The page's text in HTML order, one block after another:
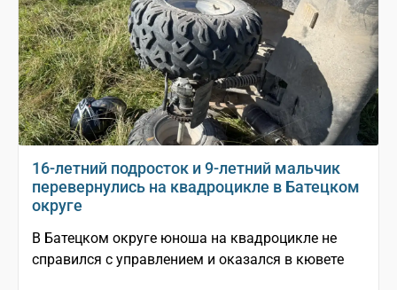
16-летний подросток и 9-летний мальчик
перевернулись на квадроцикле в Батецком
округе
В Батецком округе юноша на квадроцикле не
справился с управлением и оказался в кювете